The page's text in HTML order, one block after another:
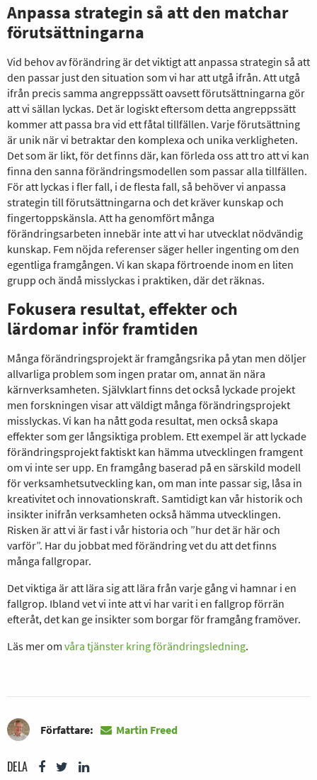
Anpassa strategin så att den matchar
förutsättningarna
Vid behov av förändring är det viktigt att anpassa strategin så att
den passar just den situation som vi har att utgå ifrån. Att utgå
ifrån precis samma angreppssätt oavsett förutsättningarna gör
att vi sällan lyckas. Det är logiskt eftersom detta angreppssätt
kommer att passa bra vid ett fåtal tillfällen. Varje förutsättning
är unik när vi betraktar den komplexa och unika verkligheten.
Det som är likt, för det finns där, kan förleda oss att tro att vi kan
finna den sanna förändringsmodellen som passar alla tillfällen.
För att lyckas i fler fall, i de flesta fall, så behöver vi anpassa
strategin till förutsättningarna och det kräver kunskap och
fingertoppskänsla. Att ha genomfört många
förändringsarbeten innebär inte att vi har utvecklat nödvändig
kunskap. Fem nöjda referenser säger heller ingenting om den
egentliga framgången. Vi kan skapa förtroende inom en liten
grupp och ändå misslyckas i praktiken, där det räknas.
Fokusera resultat, effekter och
lärdomar inför framtiden
Många förändringsprojekt är framgångsrika på ytan men döljer
allvarliga problem som ingen pratar om, annat än nära
kärnverksamheten. Självklart finns det också lyckade projekt
men forskningen visar att väldigt många förändringsprojekt
misslyckas. Vi kan ha nått goda resultat, men också skapa
effekter som ger långsiktiga problem. Ett exempel är att lyckade
förändringsprojekt faktiskt kan hämma utvecklingen framgent
om vi inte ser upp. En framgång baserad på en särskild modell
för verksamhetsutveckling kan, om man inte passar sig, låsa in
kreativitet och innovationskraft. Samtidigt kan vår historik och
insikter inifrån verksamheten också hämma utvecklingen.
Risken är att vi är fast i vår historia och ”hur det är här och
varför”. Har du jobbat med förändring vet du att det finns
många fallgropar.
Det viktiga är att lära sig att lära från varje gång vi hamnar i en
fallgrop. Ibland vet vi inte att vi har varit i en fallgrop förrän
efteråt, det kan ge insikter som borgar för framgång framöver.
Läs mer om våra tjänster kring förändringsledning.
Författare: Martin Freed
DELA